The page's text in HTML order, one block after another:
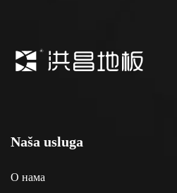
Naša usluga
О нама